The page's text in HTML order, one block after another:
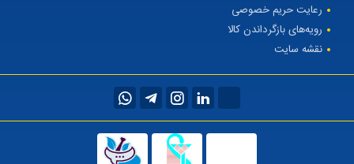
رعایت حریم خصوصی
رویه‌های بازگرداندن کالا
نقشه سایت